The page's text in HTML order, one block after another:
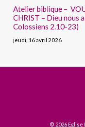
Atelier biblique –
CHRIST – Dieu nous
Colossiens 2.10-23)
jeudi, 16 avril 2026
© 2026